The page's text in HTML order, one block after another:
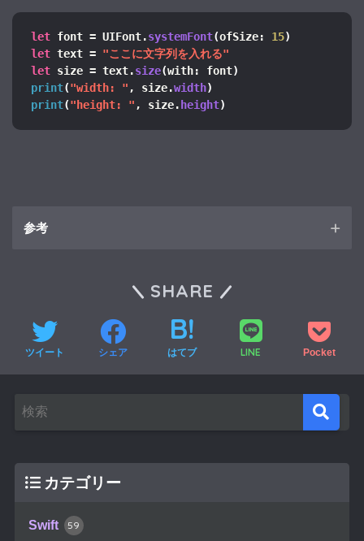
let font = UIFont.systemFont(ofSize: 15)
let text = "ここに文字列を入れる"
let size = text.size(with: font)
print("width: " , size.width)
print("height: " , size. height)
参考
SHARE
ツイート シェア はてブ LINE Pocket
カテゴリー
Swift 59